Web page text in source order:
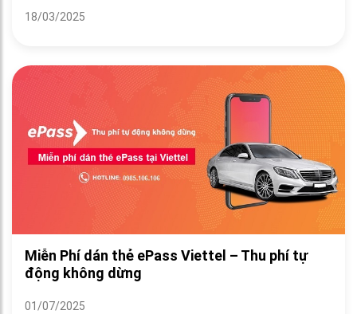
18/03/2025
Miễn Phí dán thẻ ePass Viettel – Thu phí tự
động không dừng
01/07/2025